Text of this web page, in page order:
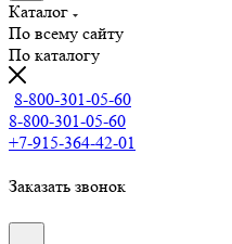
Каталог
По всему сайту
По каталогу
8-800-301-05-60
8-800-301-05-60
+7-915-364-42-01
Заказать звонок